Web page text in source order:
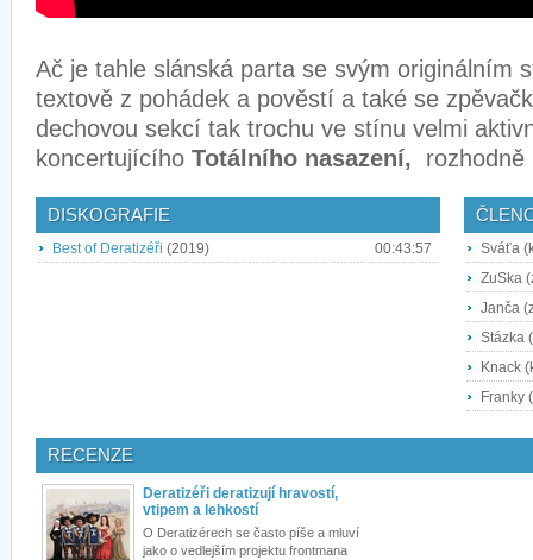
Ač je tahle slánská parta se svým originálním
textově z pohádek a pověstí a také se
dechovou sekcí tak trochu ve stínu velmi
koncertujícího Totálního nasazení,
DISKOGRAFIE
Best of Deratizéři (2019) 00:43:57
Sváťa
ZuSka
Janča
Stázka
Knack
Franky
RECENZE
Deratizéři deratizují hravostí,
vtipem a lehkostí
O Deratizérech se často píše a mluví
jako o vedlejším projektu frontmana